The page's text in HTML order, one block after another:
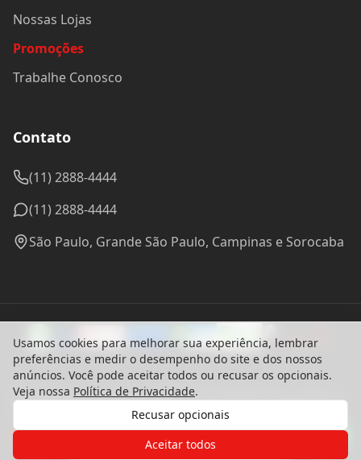
Nossas Lojas
Promoções
Trabalhe Conosco
Contato
(11) 2888-4444
(11) 2888-4444
São Paulo, Grande São Paulo, Campinas e Sorocaba
© 2024 Madel Madeiras. CNPJ: 57.314.288/0001-96 - Todos os
Desenvolvido com ♥ porbounceagency
Política de PrivacidadeTermos de Uso
Gostaria de receber o contato de um
de nossos especialistas?
Usamos cookies para melhorar sua experiência, lembrar
preferências e medir o desempenho do site e dos nossos
anúncios. Você pode aceitar todos ou recusar os opcionais.
Veja nossa Política de Privacidade.
Recusar opcionais
Aceitar todos